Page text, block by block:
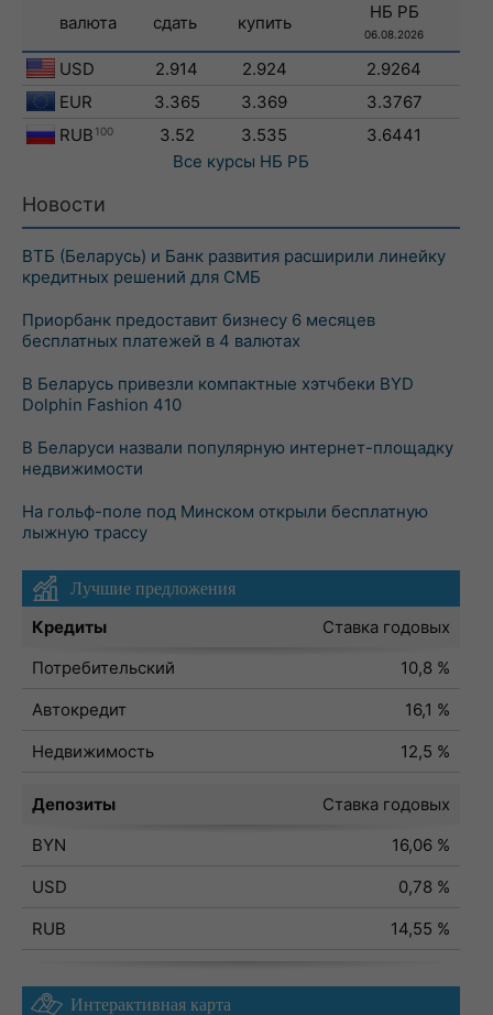
валюта сдать купить
НБ РБ
06.08.2026
USD 2.914 2.924
2.9264
EUR
3.365 3.369
3.3767
RUB 100 3.52 3.535
3.6441
Все курсы НБ РБ
Новости
ВТБ (Беларусь) и Банк развития расширили линейку
кредитных решений для СМБ
Приорбанк предоставит бизнесу 6 месяцев
бесплатных платежей в 4 валютах
В Беларусь привезли компактные хэтчбеки BYD
Dolphin Fashion 410
В Беларуси назвали популярную интернет-площадку
недвижимости
На гольф-поле под Минском открыли бесплатную
лыжную трассу
Лучшие предложения
Кредиты
Ставка годовых
Потребительский
10,8 %
Автокредит
16,1 %
Недвижимость
12,5 %
Депозиты
Ставка годовых
BYN
16,06 %
USD
0,78 %
RUB
14,55 %
Интерактивная карта